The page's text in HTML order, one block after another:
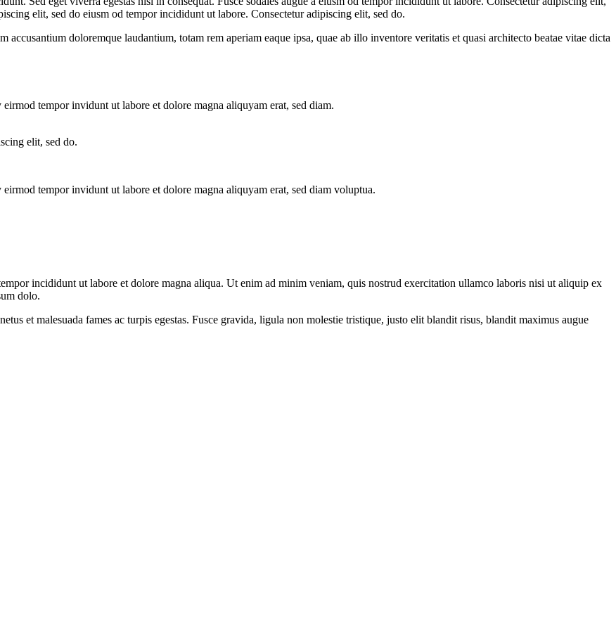
elit, sed do eiusm od tempor incididunt ut labore. Consectetur adipiscing elit, sed do.
accusantium doloremque laudantium, totam rem aperiam eaque ipsa, quae ab illo inventore veritatis et quasi architecto beatae vitae dicta
tempor invidunt ut labore et dolore magna aliquyam erat, sed diam.
elit, sed do.
tempor invidunt ut labore et dolore magna aliquyam erat, sed diam voluptua.
incididunt ut labore et dolore magna aliqua. Ut enim ad minim veniam, quis nostrud exercitation ullamco laboris nisi ut aliquip ex
dolo.
et malesuada fames ac turpis egestas. Fusce gravida, ligula non molestie tristique, justo elit blandit risus, blandit maximus augue